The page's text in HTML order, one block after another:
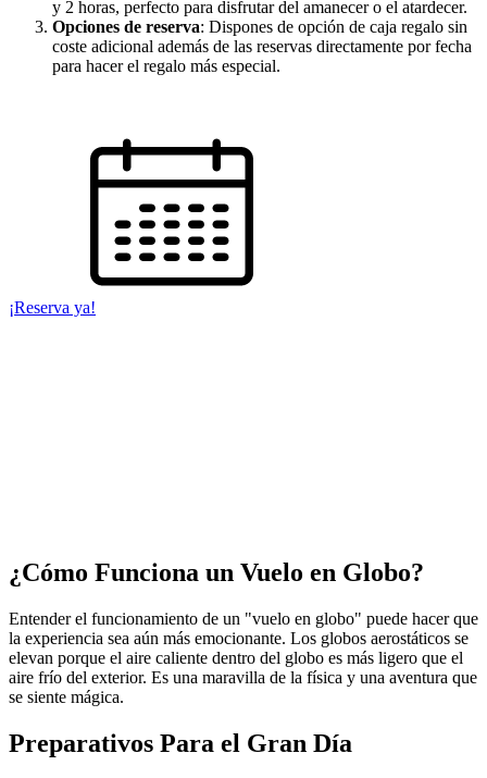
y 2 horas, perfecto para disfrutar del amanecer o el atardecer.
Opciones de reserva: Dispones de opción de caja regalo sin
coste adicional además de las reservas directamente por fecha
para hacer el regalo más especial.
¡Reserva ya!
¿Cómo Funciona un Vuelo en Globo?
Entender el funcionamiento de un "vuelo en globo" puede hacer que
la experiencia sea aún más emocionante. Los globos aerostáticos se
elevan porque el aire caliente dentro del globo es más ligero que el
aire frío del exterior. Es una maravilla de la física y una aventura que
se siente mágica.
Preparativos Para el Gran Día